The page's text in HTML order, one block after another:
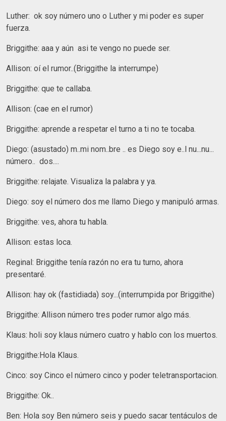
Luther: ok soy número uno o Luther y mi poder es super
fuerza.
Briggithe: aaa y aún asi te vengo no puede ser.
Allison: oí el rumor..(Briggithe la interrumpe)
Briggithe: que te callaba.
Allison: (cae en el rumor)
Briggithe: aprende a respetar el turno a ti no te tocaba.
Diego: (asustado) m..mi nom..bre .. es Diego soy e..l nu...nu...
número.. dos....
Briggithe: relajate. Visualiza la palabra y ya.
Diego: soy el número dos me llamo Diego y manipuló armas.
Briggithe: ves, ahora tu habla.
Allison: estas loca.
Reginal: Briggithe tenía razón no era tu turno, ahora
presentaré.
Allison: hay ok (fastidiada) soy...(interrumpida por Briggithe)
Briggithe: Allison número tres poder rumor algo más.
Klaus: holi soy klaus número cuatro y hablo con los muertos.
Briggithe:Hola Klaus.
Cinco: soy Cinco el número cinco y poder teletransportacion.
Briggithe: Ok..
Ben: Hola soy Ben número seis y puedo sacar tentáculos de